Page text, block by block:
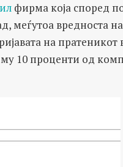
фирма која според
меѓутоа вредноста
на пратеникот
10 проценти од